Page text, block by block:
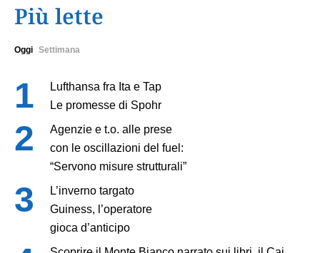
Più lette
Oggi Settimana
Lufthansa fra Ita e Tap
Le promesse di Spohr
Agenzie e t.o. alle prese
con le oscillazioni del fuel:
“Servono misure strutturali”
L’inverno targato
Guiness, l’operatore
gioca d’anticipo